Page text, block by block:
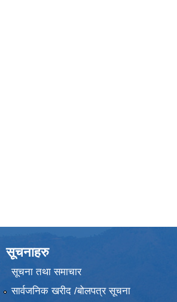
सूचनाहरु
सूचना तथा समाचार
सार्वजनिक खरीद /बोलपत्र सूचना